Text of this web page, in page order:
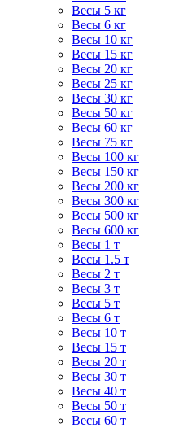
Весы 5 кг
Весы 6 кг
Весы 10 кг
Весы 15 кг
Весы 20 кг
Весы 25 кг
Весы 30 кг
Весы 50 кг
Весы 60 кг
Весы 75 кг
Весы 100 кг
Весы 150 кг
Весы 200 кг
Весы 300 кг
Весы 500 кг
Весы 600 кг
Весы 1 т
Весы 1.5 т
Весы 2 т
Весы 3 т
Весы 5 т
Весы 6 т
Весы 10 т
Весы 15 т
Весы 20 т
Весы 30 т
Весы 40 т
Весы 50 т
Весы 60 т